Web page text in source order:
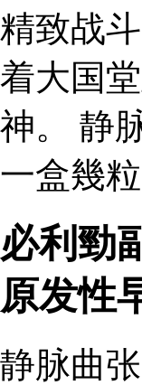
精致战
着大国
神。 静
一盒幾
必利勁
原发性
静脉曲